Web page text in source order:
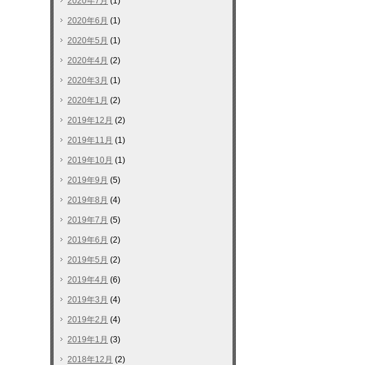
2020年6月 (1)
2020年5月 (1)
2020年4月 (2)
2020年3月 (1)
2020年1月 (2)
2019年12月 (2)
2019年11月 (1)
2019年10月 (1)
2019年9月 (5)
2019年8月 (4)
2019年7月 (5)
2019年6月 (2)
2019年5月 (2)
2019年4月 (6)
2019年3月 (4)
2019年2月 (4)
2019年1月 (3)
2018年12月 (2)